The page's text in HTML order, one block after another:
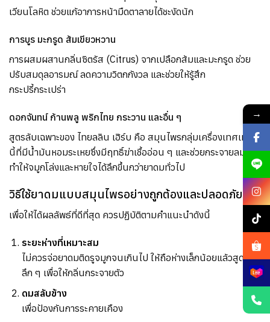
เวียนโลหิต ช่วยแก้อาการหน้ามืดตาลายได้ชะงัดนัก
การบูร มะกรูด ส้มเขียวหวาน
การผสมผสานกลิ่นซิตรัส (Citrus) จากเปลือกส้มและมะกรูด ช่วย
ปรับสมดุลอารมณ์ ลดความวิตกกังวล และช่วยให้รู้สึก
กระปรี้กระเปร่า
ดอกจันทน์ ก้านพลู พริกไทย กระวาน และอื่น ๆ
สูตรลับเฉพาะของ ไทยลลิน เฮิร์บ คือ สมุนไพรกลุ่มเครื่องเทศเหล่า
นี้ที่มีน้ำมันหอมระเหยซึ่งมีฤทธิ์ฆ่าเชื้ออ่อน ๆ และช่วยกระจายลม
ทำให้จมูกโล่งและหายใจได้ลึกขึ้นกว่ายาดมทั่วไป
วิธีใช้ยาดมแบบสมุนไพรอย่างถูกต้องและปลอดภัย
เพื่อให้ได้ผลลัพธ์ที่ดีที่สุด ควรปฏิบัติตามคำแนะนำดังนี้
ระยะห่างที่เหมาะสม
ไม่ควรจ่อยาดมติดรูจมูกจนเกินไป ให้ถือห่างเล็กน้อยแล้วสูดดม
ลึก ๆ เพื่อให้กลิ่นกระจายตัว
ดมสลับข้าง
เพื่อป้องกันการระคายเคือง
→